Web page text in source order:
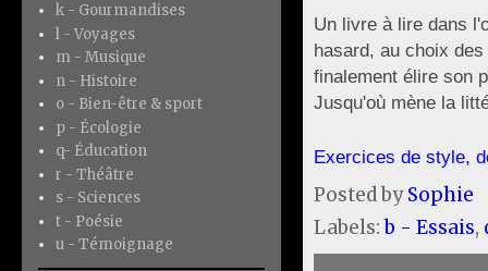
Un livre à lire dans
hasard, au choix
finalement élire son
Jusqu'où mène la
Exercices de style,
Posted bySophie
Labels:b - Essais,
k - Gourmandises
l - Voyages
m - Musique
n - Histoire
o - Bien-être & sport
p - Écologie
q- Éducation
r - Théâtre
s - Sciences
t - Poésie
u - Témoignage